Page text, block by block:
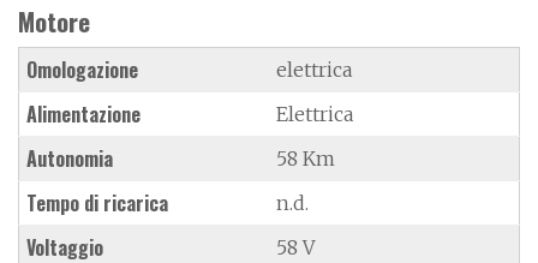
Motore
Omologazione elettrica
Alimentazione Elettrica
Autonomia 58 Km
Tempo di ricarica n.d.
Voltaggio 58 V